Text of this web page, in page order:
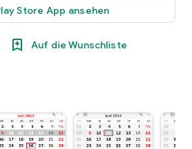
Store App ansehen
Auf die Wunschliste